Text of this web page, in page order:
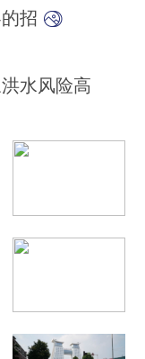
招
水风险高